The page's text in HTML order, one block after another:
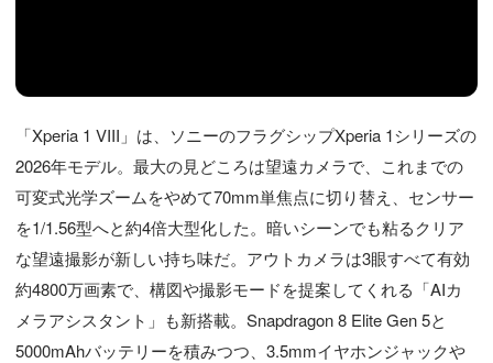
「Xperia 1 VIII」は、ソニーのフラグシップXperia 1シリーズの
2026年モデル。最大の見どころは望遠カメラで、これまでの
可変式光学ズームをやめて70mm単焦点に切り替え、センサー
を1/1.56型へと約4倍大型化した。暗いシーンでも粘るクリア
な望遠撮影が新しい持ち味だ。アウトカメラは3眼すべて有効
約4800万画素で、構図や撮影モードを提案してくれる「AIカ
メラアシスタント」も新搭載。Snapdragon 8 Elite Gen 5と
5000mAhバッテリーを積みつつ、3.5mmイヤホンジャックや